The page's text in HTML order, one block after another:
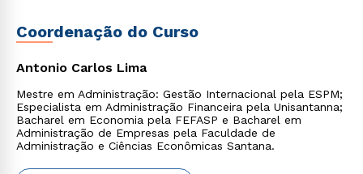
Coordenação do Curso
Antonio Carlos Lima
Mestre em Administração: Gestão Internacional pela ESPM;
Especialista em Administração Financeira pela Unisantanna;
Bacharel em Economia pela FEFASP e Bacharel em
Administração de Empresas pela Faculdade de
Administração e Ciências Econômicas Santana.
Estou de acordo com a Política de Privacidade.
autorizo que meus dados sejam utilizados para o
envio de conteúdos da Cruzeiro do Sul.